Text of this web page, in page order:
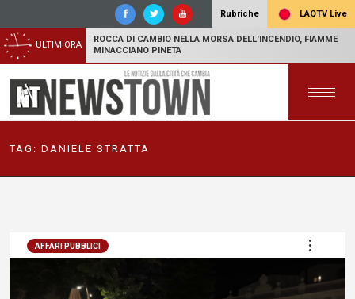
Rubriche LAQTV Live
ULTIM'ORA
ROCCA DI CAMBIO NELLA MORSA DELL'INCENDIO, FIAMME
MINACCIANO PINETA
TAG: DANIELE STRATTA
AFFARI PUBBLICI